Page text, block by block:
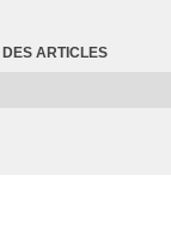
ARTICLES